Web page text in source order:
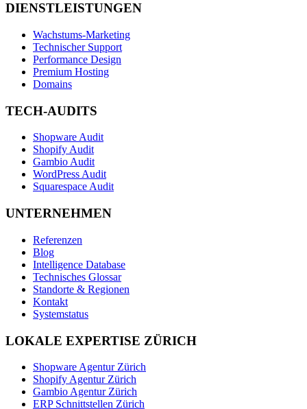
DIENSTLEISTUNGEN
Wachstums-Marketing
Technischer Support
Performance Design
Premium Hosting
Domains
TECH-AUDITS
Shopware Audit
Shopify Audit
Gambio Audit
WordPress Audit
Squarespace Audit
UNTERNEHMEN
Referenzen
Blog
Intelligence Database
Technisches Glossar
Standorte & Regionen
Kontakt
Systemstatus
LOKALE EXPERTISE ZÜRICH
Shopware Agentur Zürich
Shopify Agentur Zürich
Gambio Agentur Zürich
ERP Schnittstellen Zürich